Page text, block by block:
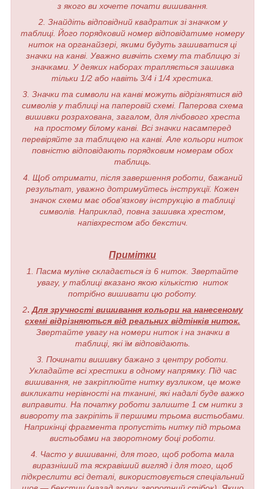
з якого ви хочете почати вишивання.
2. Знайдіть відповідний квадратик зі значком у
таблиці. Його порядковий номер відповідатиме номеру
ниток на органайзері, якими будуть зашиватися ці
значки на канві. Уважно вивчіть схему та таблицю зі
значками. У деяких наборах трапляється зашивка
тільки 1/2 або навіть 3/4 і 1/4 хрестика.
3. Значки та символи на канві можуть відрізнятися від
символів у таблиці на паперовій схемі. Паперова схема
вишивки розрахована, загалом, для лічбового хреста
на простому білому канві. Всі значки насамперед
перевіряйте за таблицею на канві. Але кольори ниток
повністю відповідають порядковим номерам обох
таблиць.
4. Щоб отримати, після завершення роботи, бажаний
результат, уважно дотримуйтесь інструкції. Кожен
значок схеми має обов'язкову інструкцію в таблиці
символів. Наприклад, повна зашивка хрестом,
напівхрестом або бекстич.
Примітки
1. Пасма муліне складається із 6 ниток. Звертайте
увагу, у таблиці вказано якою кількістю ниток
потрібно вишивати цю роботу.
2. Для зручності вишивання кольори на нанесеному
схемі відрізняються від реальних відтінків ниток.
Звертайте увагу на номери ниток і на значки в
таблиці, які їм відповідають.
3. Починати вишивку бажано з центру роботи.
Укладайте всі хрестики в одному напрямку. Під час
вишивання, не закріплюйте нитку вузликом, це може
викликати нерівності на тканині, які надалі буде важко
виправити. На початку роботи залиште 1 см нитки з
вивороту та закріпіть її першими трьома вистьобами.
Наприкінці фрагмента пропустіть нитку під трьома
вистьобами на зворотному боці роботи.
4. Часто у вишиванні, для того, щоб робота мала
виразніший та яскравіший вигляд і для того, щоб
підкреслити всі деталі, використовується спеціальний